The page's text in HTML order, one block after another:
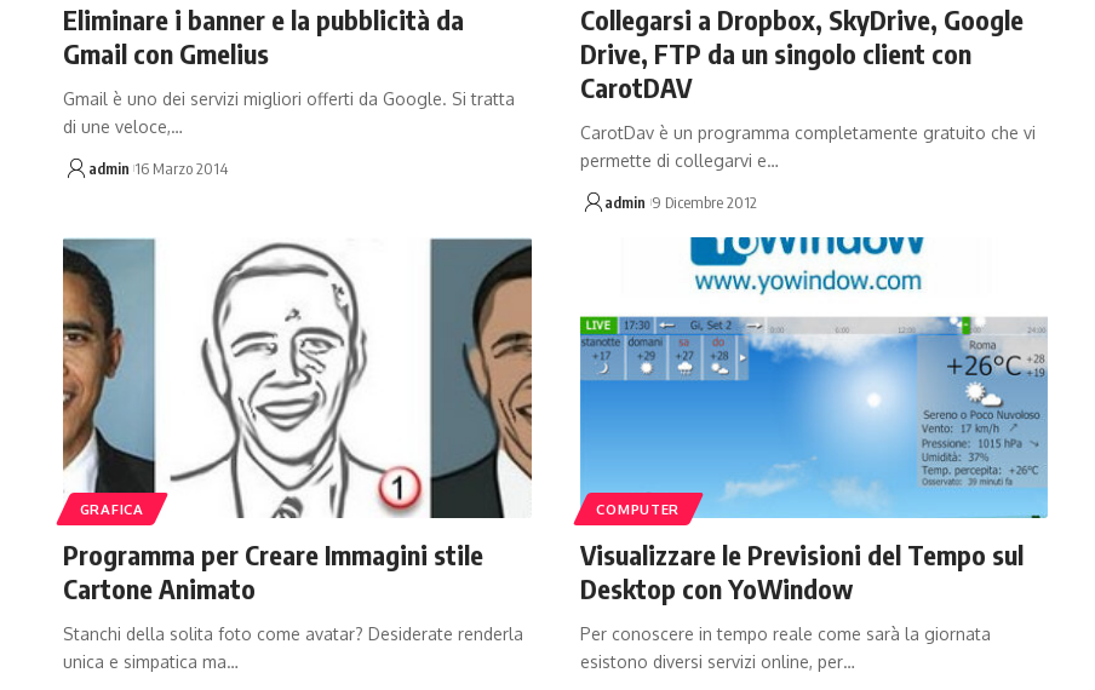
Eliminare i banner e la pubblicità da
Gmail con Gmelius
Gmail è uno dei servizi migliori offerti da Google. Si tratta
di une veloce,…
admin 16 Marzo 2014
Collegarsi a Dropbox, SkyDrive, Google
Drive, FTP da un singolo client con
CarotDAV
CarotDav è un programma completamente gratuito che vi
permette di collegarvi e…
admin 9 Dicembre 2012
GRAFICA
Programma per Creare Immagini stile
Cartone Animato
Stanchi della solita foto come avatar? Desiderate renderla
unica e simpatica ma…
COMPUTER
Visualizzare le Previsioni del Tempo sul
Desktop con YoWindow
Per conoscere in tempo reale come sarà la giornata
esistono diversi servizi online, per…